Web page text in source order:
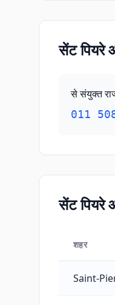
सेंट पियरे
से संयुक्त
011
सेंट पियरे
शहर
Saint-